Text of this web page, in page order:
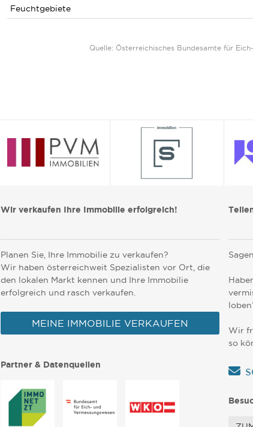
Feuchtgebiete
Quelle: Österreichisches Bundesamte für
Wir verkaufen Ihre Immobilie erfolgreich!
Planen Sie, Ihre Immobilie zu verkaufen?
Wir haben österreichweit Spezialisten vor Ort, die
den lokalen Markt kennen und Ihre Immobilie
erfolgreich und rasch verkaufen.
MEINE IMMOBILIE VERKAUFEN
Partner & Datenquellen
Wir
so